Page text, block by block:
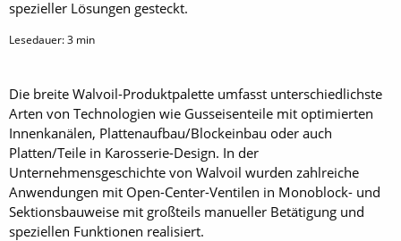
spezieller Lösungen gesteckt.
Lesedauer:3 min
Die breite Walvoil-Produktpalette umfasst unterschiedlichste
Arten von Technologien wie Gusseisenteile mit optimierten
Innenkanälen, Plattenaufbau/Blockeinbau oder auch
Platten/Teile in Karosserie-Design. In der
Unternehmensgeschichte von Walvoil wurden zahlreiche
Anwendungen mit Open-Center-Ventilen in Monoblock- und
Sektionsbauweise mit großteils manueller Betätigung und
speziellen Funktionen realisiert.